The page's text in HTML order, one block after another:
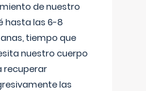
de nuestro
hasta las 6-8
tiempo que
nuestro cuerpo
recuperar
las